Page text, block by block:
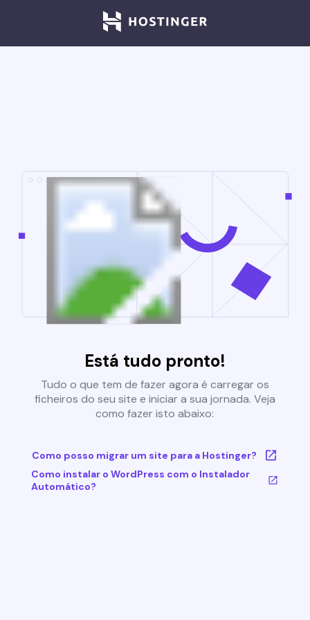
Está tudo pronto!
Tudo o que tem de fazer agora é carregar os
ficheiros do seu site e iniciar a sua jornada. Veja
como fazer isto abaixo:
Como posso migrar um site para a Hostinger?
Como instalar o WordPress com o Instalador
Automático?